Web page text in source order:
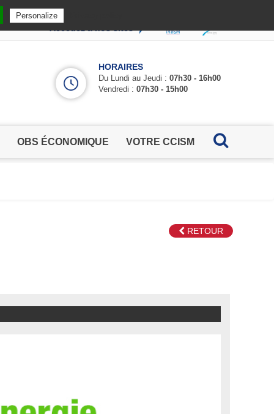
HORAIRES
Du Lundi au Jeudi : 07h30 - 16h00
Vendredi : 07h30 - 15h00
OBS ÉCONOMIQUE VOTRE CCISM
RETOUR
Personalize